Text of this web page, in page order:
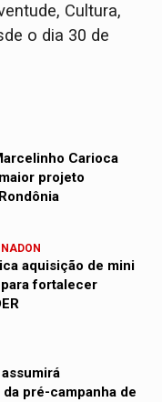
Cultura,
o dia 30 de
Carioca
projeto
aquisição de mini
fortalecer
pré-campanha de